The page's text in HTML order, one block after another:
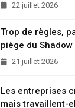
22 juillet 2026
Trop de règles,
piège du Shadow
21 juillet 2026
Les entreprises
mais travaillent-